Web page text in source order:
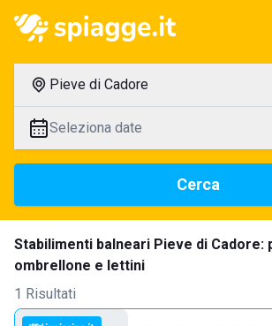
Pieve di Cadore
Seleziona date
Cerca
Stabilimenti balneari Pieve di Cadore:
ombrellone e lettini
1 Risultati